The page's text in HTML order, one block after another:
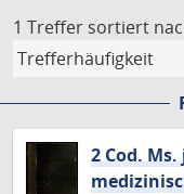
1 Treffer sortiert
2 Cod.